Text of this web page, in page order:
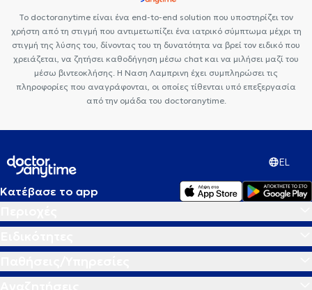
Το doctoranytime είναι ένα end-to-end solution που υποστηρίζει τον
χρήστη από τη στιγμή που αντιμετωπίζει ένα ιατρικό σύμπτωμα μέχρι τη
στιγμή της λύσης του, δίνοντας του τη δυνατότητα να βρεί τον ειδικό που
χρειάζεται, να ζητήσει καθοδήγηση μέσω chat και να μιλήσει μαζί του
μέσω βιντεοκλήσης. Η Ναση Λαμπρινη έχει συμπληρώσει τις
πληροφορίες που αναγράφονται, οι οποίες τίθενται υπό επεξεργασία
από την ομάδα του doctoranytime.
EL
Κατέβασε το app